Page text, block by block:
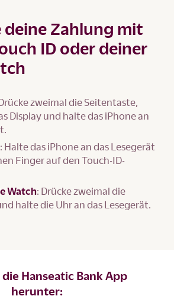
deine Zahlung mit
ID oder deiner
zweimal die Seitentaste,
Display und halte das iPhone an
: Halte das iPhone an das Lesegerät
Finger auf den Touch-ID-
Watch: Drücke zweimal die
halte die Uhr an das Lesegerät.
Hanseatic Bank App
herunter: